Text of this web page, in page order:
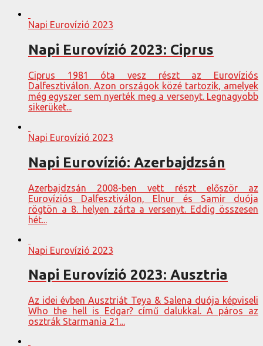
Napi Eurovízió 2023
Napi Eurovízió 2023: Ciprus
Ciprus 1981 óta vesz részt az Eurovíziós
Dalfesztiválon. Azon országok közé tartozik, amelyek
még egyszer sem nyerték meg a versenyt. Legnagyobb
sikerüket...
Napi Eurovízió 2023
Napi Eurovízió: Azerbajdzsán
Azerbajdzsán 2008-ben vett részt először az
Eurovíziós Dalfesztiválon, Elnur és Samir duója
rögtön a 8. helyen zárta a versenyt. Eddig összesen
hét...
Napi Eurovízió 2023
Napi Eurovízió 2023: Ausztria
Az idei évben Ausztriát Teya & Salena duója képviseli
Who the hell is Edgar? című dalukkal. A páros az
osztrák Starmania 21...